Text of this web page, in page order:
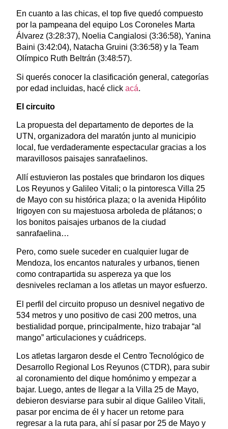
En cuanto a las chicas, el top five quedó compuesto
por la pampeana del equipo Los Coroneles Marta
Álvarez (3:28:37), Noelia Cangialosi (3:36:58), Yanina
Baini (3:42:04), Natacha Gruini (3:36:58) y la Team
Olímpico Ruth Beltrán (3:48:57).
Si querés conocer la clasificación general, categorías
por edad incluidas, hacé click acá.
El circuito
La propuesta del departamento de deportes de la
UTN, organizadora del maratón junto al municipio
local, fue verdaderamente espectacular gracias a los
maravillosos paisajes sanrafaelinos.
Allí estuvieron las postales que brindaron los diques
Los Reyunos y Galileo Vitali; o la pintoresca Villa 25
de Mayo con su histórica plaza; o la avenida Hipólito
Irigoyen con su majestuosa arboleda de plátanos; o
los bonitos paisajes urbanos de la ciudad
sanrafaelina…
Pero, como suele suceder en cualquier lugar de
Mendoza, los encantos naturales y urbanos, tienen
como contrapartida su aspereza ya que los
desniveles reclaman a los atletas un mayor esfuerzo.
El perfil del circuito propuso un desnivel negativo de
534 metros y uno positivo de casi 200 metros, una
bestialidad porque, principalmente, hizo trabajar “al
mango” articulaciones y cuádriceps.
Los atletas largaron desde el Centro Tecnológico de
Desarrollo Regional Los Reyunos (CTDR), para subir
al coronamiento del dique homónimo y empezar a
bajar. Luego, antes de llegar a la Villa 25 de Mayo,
debieron desviarse para subir al dique Galileo Vitali,
pasar por encima de él y hacer un retome para
regresar a la ruta para, ahí sí pasar por 25 de Mayo y